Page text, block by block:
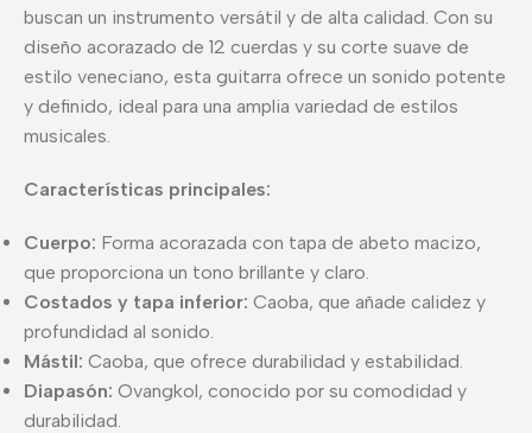
buscan un instrumento versátil y de alta calidad. Con su
diseño acorazado de 12 cuerdas y su corte suave de
estilo veneciano, esta guitarra ofrece un sonido potente
y definido, ideal para una amplia variedad de estilos
musicales.
Características principales:
Cuerpo: Forma acorazada con tapa de abeto macizo,
que proporciona un tono brillante y claro.
Costados y tapa inferior: Caoba, que añade calidez y
profundidad al sonido.
Mástil: Caoba, que ofrece durabilidad y estabilidad.
Diapasón: Ovangkol, conocido por su comodidad y
durabilidad.